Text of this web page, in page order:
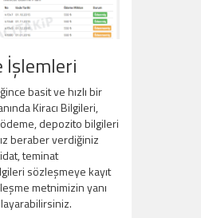
İşlemleri
basit ve hızlı bir
Kiracı Bilgileri,
depozito bilgileri
beraber verdiğiniz
teminat
sözleşmeye kayıt
metnimizin yanı